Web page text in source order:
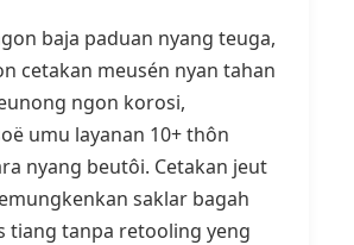
baja paduan nyang teuga,
cetakan meusén nyan tahan
ngon korosi,
umu layanan 10+ thôn
nyang beutôi. Cetakan jeut
saklar bagah
tiang tanpa retooling yeng